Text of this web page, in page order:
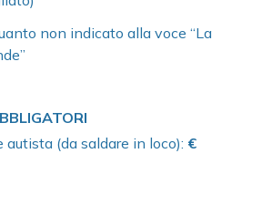
non indicato alla voce “La
autista (da saldare in loco): €